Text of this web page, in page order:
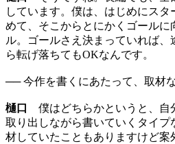
しています。僕は、はじめにス
めて、そこからとにかくゴールに
ル。ゴールさえ決まっていれば
ら転げ落ちてもOKなんです。
── 今作を書くにあたって、取材
樋口
僕はどちらかというと、自
取り出しながら書いていくタイプ
材していたこともありますけど案